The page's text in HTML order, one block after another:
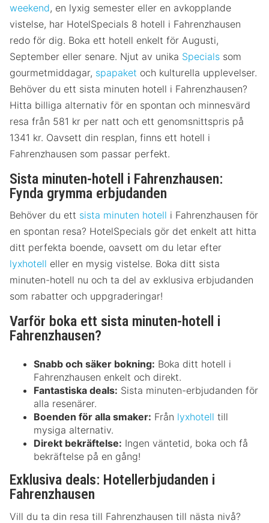
weekend, en lyxig semester eller en avkopplande
vistelse, har HotelSpecials 8 hotell i Fahrenzhausen
redo för dig. Boka ett hotell enkelt för Augusti,
September eller senare. Njut av unika Specials som
gourmetmiddagar, spapaket och kulturella upplevelser.
Behöver du ett sista minuten hotell i Fahrenzhausen?
Hitta billiga alternativ för en spontan och minnesvärd
resa från 581 kr per natt och ett genomsnittspris på
1341 kr. Oavsett din resplan, finns ett hotell i
Fahrenzhausen som passar perfekt.
Sista minuten-hotell i Fahrenzhausen:
Fynda grymma erbjudanden
Behöver du ett sista minuten hotell i Fahrenzhausen för
en spontan resa? HotelSpecials gör det enkelt att hitta
ditt perfekta boende, oavsett om du letar efter
lyxhotell eller en mysig vistelse. Boka ditt sista
minuten-hotell nu och ta del av exklusiva erbjudanden
som rabatter och uppgraderingar!
Varför boka ett sista minuten-hotell i
Fahrenzhausen?
Snabb och säker bokning: Boka ditt hotell i
Fahrenzhausen enkelt och direkt.
Fantastiska deals: Sista minuten-erbjudanden för
alla resenärer.
Boenden för alla smaker: Från lyxhotell till
mysiga alternativ.
Direkt bekräftelse: Ingen väntetid, boka och få
bekräftelse på en gång!
Exklusiva deals: Hotellerbjudanden i
Fahrenzhausen
Vill du ta din resa till Fahrenzhausen till nästa nivå?